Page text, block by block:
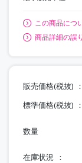
この商品につ
商品詳細の誤
販売価格(税抜)
標準価格(税抜)
数量
在庫状況